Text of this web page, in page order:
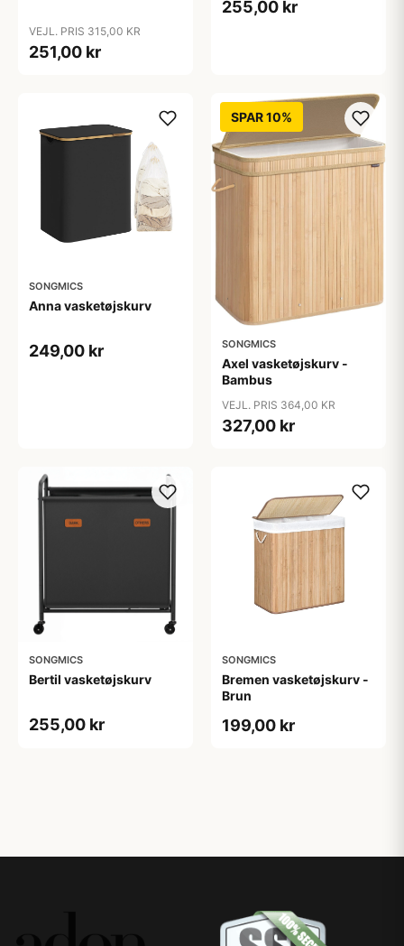
VEJL. PRIS 315,00 KR
251,00 kr
255,00 kr
SONGMICS
Anna vasketøjskurv
249,00 kr
SPAR 10%
SONGMICS
Axel vasketøjskurv -
Bambus
VEJL. PRIS 364,00 KR
327,00 kr
SONGMICS
Bertil vasketøjskurv
255,00 kr
SONGMICS
Bremen vasketøjskurv -
Brun
199,00 kr